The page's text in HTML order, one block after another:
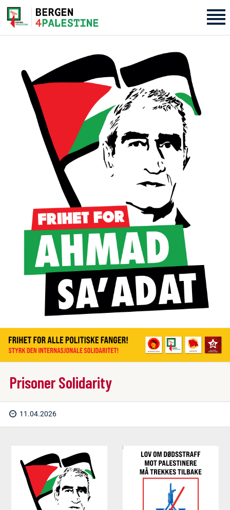
Prisoner Solidarity
11.04.2026
Aktiviteter
Bli med på laget!
Om oss
Kontakt oss